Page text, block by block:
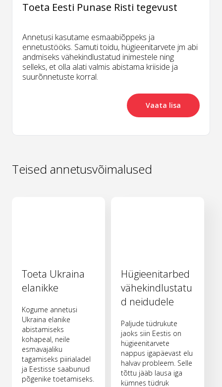
Toeta Eesti Punase Risti tegevust
Annetusi kasutame esmaabiõppeks ja
ennetustööks. Samuti toidu, hügieenitarvete jm abi
andmiseks vähekindlustatud inimestele ning
selleks, et olla alati valmis abistama kriiside ja
suurõnnetuste korral.
Vaata lisa
Teised annetusvõimalused
Toeta Ukraina
elanikke
Kogume annetusi
Ukraina elanike
abistamiseks
kohapeal, neile
esmavajaliku
tagamiseks piirialadel
ja Eestisse saabunud
põgenike toetamiseks.
Hügieenitarbed
vähekindlustatu
d neidudele
Paljude tüdrukute
jaoks siin Eestis on
hügieenitarvete
nappus igapäevast elu
halvav probleem. Selle
tõttu jääb lausa iga
kümnes tüdruk